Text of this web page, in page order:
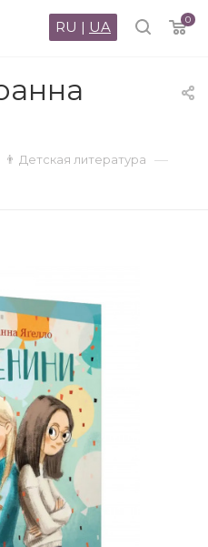
0
RU | UA
👨 Детская литература —